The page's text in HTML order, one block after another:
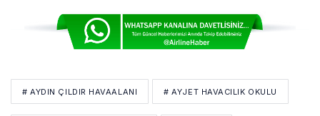
# AYDIN ÇILDIR HAVAALANI # AYJET HAVACILIK OKULU